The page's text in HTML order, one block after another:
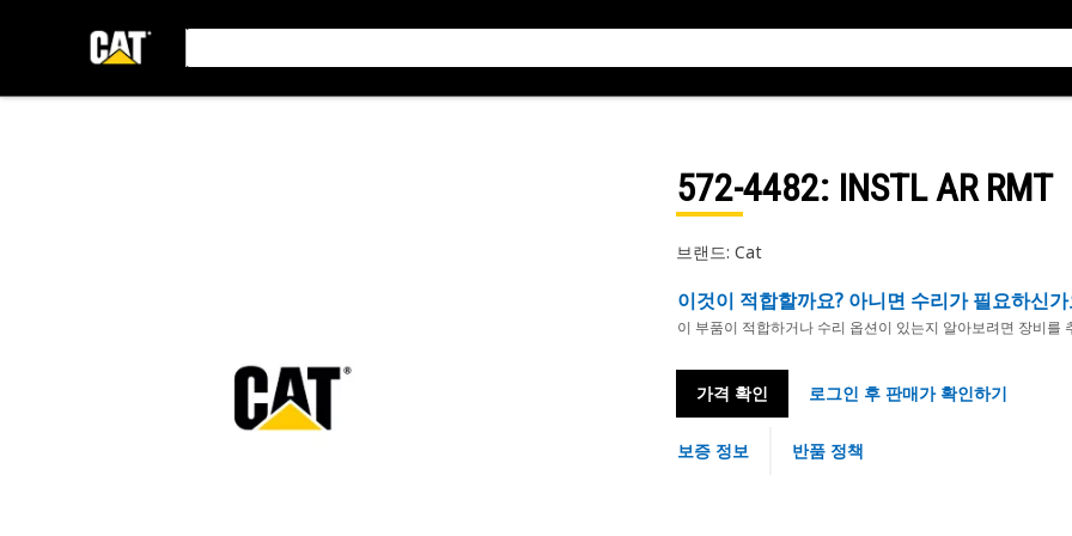
572-4482: INSTL AR RMT
브랜드: Cat
이것이 적합할까요? 아니면 수리가 필요하신가
이 부품이 적합하거나 수리 옵션이 있는지 알아보려면 장비를
가격 확인 로그인 후 판매가 확인하기
보증 정보 반품 정책